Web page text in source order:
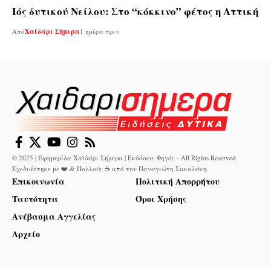
Ιός δυτικού Νείλου: Στο “κόκκινο” φέτος η Αττική
ΑπόΧαϊδάρι Σήμερα1 ημέρα πριν
© 2025 | Εφημερίδα Χαϊδάρι Σήμερα | Εκδόσεις Φηγός - All Rights Reserved.
Σχεδιάστηκε με ❤️ & Πολλούς ☕ από τον Παναγιώτη Σακαλάκη
Επικοινωνία
Ταυτότητα
Ανέβασμα Αγγελίας
Αρχείο
Πολιτική Απορρήτου
Όροι Χρήσης